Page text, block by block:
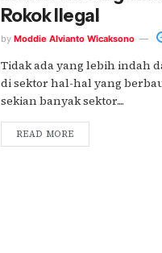
Rokok Ilegal
by Moddie Alvianto Wicaksono
Tidak ada yang lebih indah
di sektor hal-hal yang
sekian banyak sektor....
READ MORE